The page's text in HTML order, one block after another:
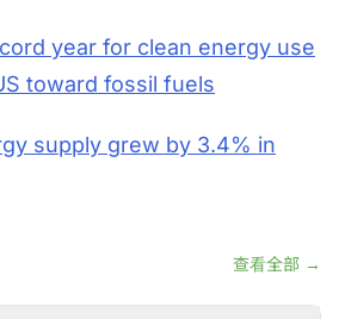
year for clean energy use
toward fossil fuels
supply grew by 3.4% in
查看全部 →